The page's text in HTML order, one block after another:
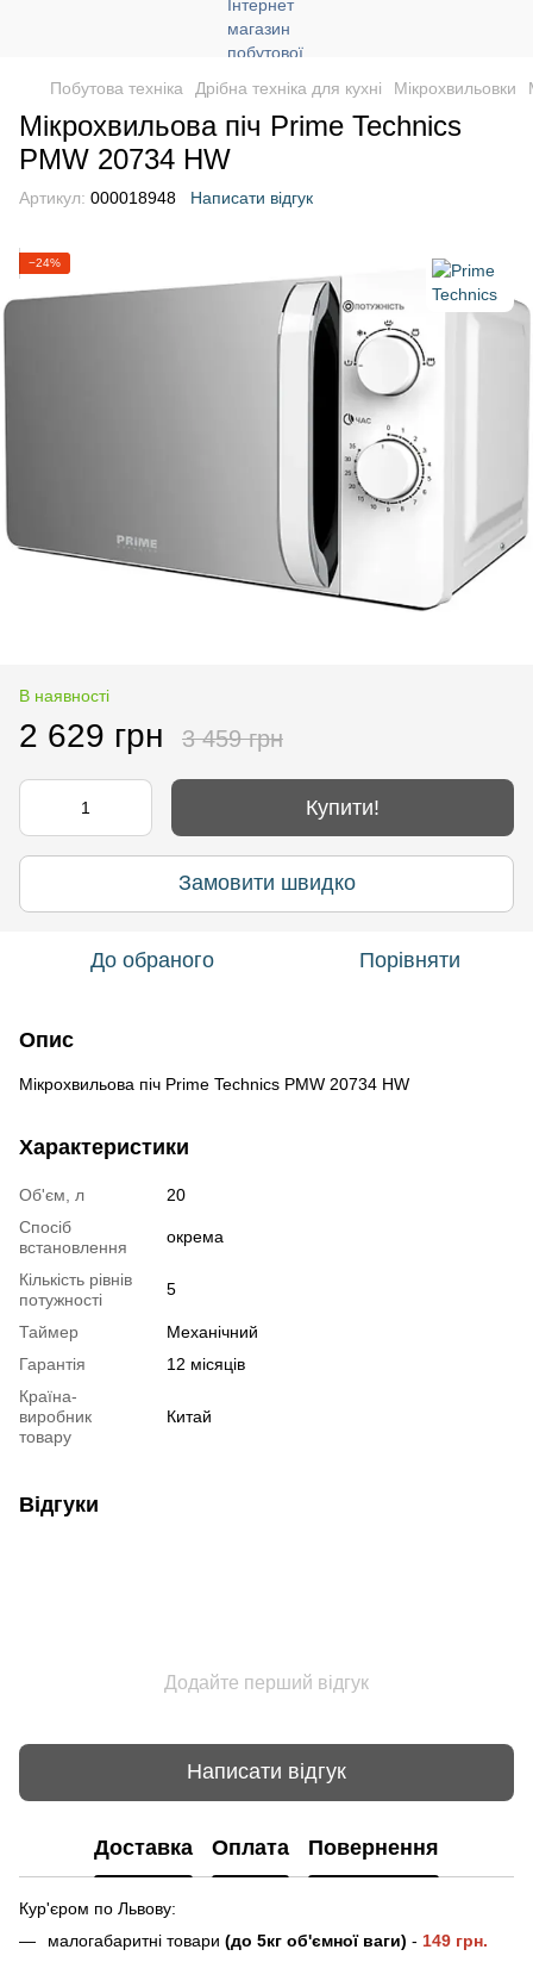
Побутова техніка Дрібна техніка для кухні Мікрохвильовки
Мікрохвильова піч Prime Technics
PMW 20734 HW
Артикул: 000018948 Написати відгук
−24%
В наявності
2 629 грн 3 459 грн
Купити!
Замовити швидко
До обраного Порівняти
Опис
Мікрохвильова піч Prime Technics PMW 20734 HW
Характеристики
Об'єм, л
20
Спосіб
встановлення
окрема
Кількість рівнів
потужності
5
Таймер
Механічний
Гарантія
12 місяців
Країна-
виробник
товару
Китай
Відгуки
Додайте перший відгук
Написати відгук
Доставка Оплата Повернення
Кур'єром по Львову:
малогабаритні товари (до 5кг об'ємної ваги) - 149 грн.